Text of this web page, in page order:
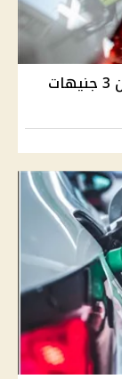
نائب يطالب الحكومة بخفض أسعار البنزين 3 جنيهات